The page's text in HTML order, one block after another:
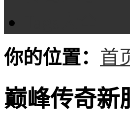
你的位置： 首
巅峰传奇新